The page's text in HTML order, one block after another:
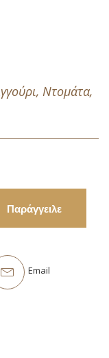
Ντομάτα,
Παράγγειλε
Email